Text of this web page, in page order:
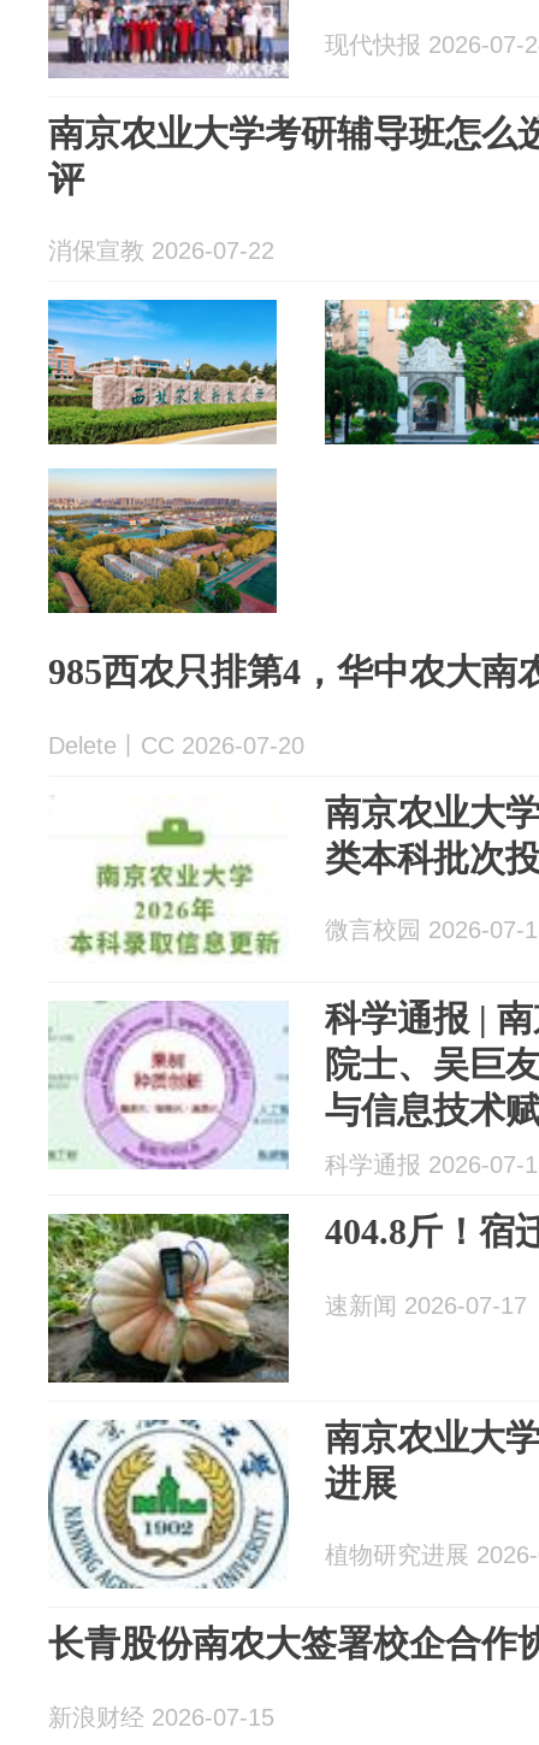
现代快报 2026-07-
南京农业大学考研辅导班怎么
评
消保宣教 2026-07-22
985西农只排第4，华中农大南
Delete丨CC 2026-07-20
南京农业大
类本科批次
微言校园 2026-07-
科学通报 |
院士、吴巨
与信息技术
育种
科学通报 2026-07-
404.8斤！宿
速新闻 2026-07-17
南京农业大
进展
植物研究进展
长青股份南农大签署校企合作
新浪财经 2026-07-15